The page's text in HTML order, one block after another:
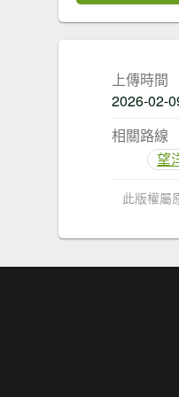
上傳時間
2026-02-
相關路線
望
此版權屬